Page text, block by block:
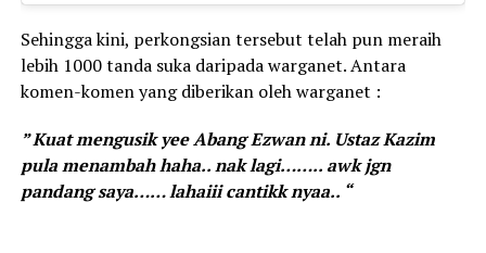
Sehingga kini, perkongsian tersebut telah pun meraih
lebih 1000 tanda suka daripada warganet. Antara
komen-komen yang diberikan oleh warganet :
” Kuat mengusik yee Abang Ezwan ni. Ustaz Kazim
pula menambah haha.. nak lagi…….. awk jgn
pandang saya…… lahaiii cantikk nyaa.. “